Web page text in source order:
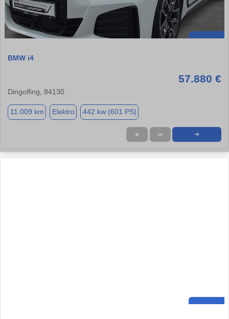
BMW i4
57.880 €
Dingolfing, 84130
11.009 km Elektro 442 kw (601 PS)
★ ➦ ➜